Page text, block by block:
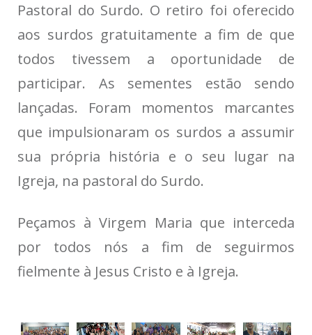
Pastoral do Surdo. O retiro foi oferecido
aos surdos gratuitamente a fim de que
todos tivessem a oportunidade de
participar. As sementes estão sendo
lançadas. Foram momentos marcantes
que impulsionaram os surdos a assumir
sua própria história e o seu lugar na
Igreja, na pastoral do Surdo.
Peçamos à Virgem Maria que interceda
por todos nós a fim de seguirmos
fielmente à Jesus Cristo e à Igreja.